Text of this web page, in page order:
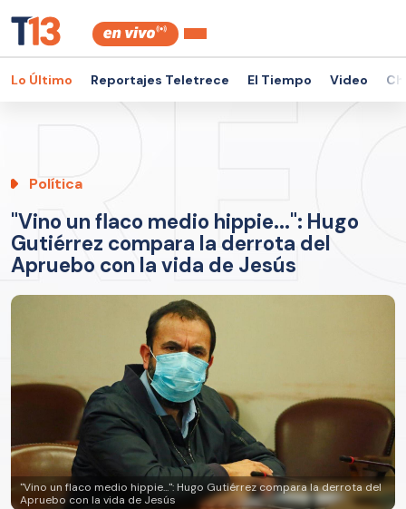
Lo Último Reportajes Teletrece El Tiempo Video
Política
"Vino un flaco medio hippie...": Hugo
Gutiérrez compara la derrota del
Apruebo con la vida de Jesús
"Vino un flaco medio hippie...": Hugo Gutiérrez compara la derrota del
Apruebo con la vida de Jesús